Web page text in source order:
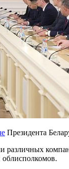
Президента
различных
облисполкомов.